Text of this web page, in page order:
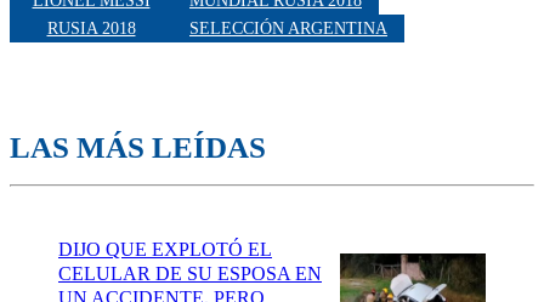
RUSIA 2018
SELECCIÓN ARGENTINA
LAS MÁS LEÍDAS
DIJO QUE EXPLOTÓ EL
CELULAR DE SU ESPOSA EN
UN ACCIDENTE, PERO